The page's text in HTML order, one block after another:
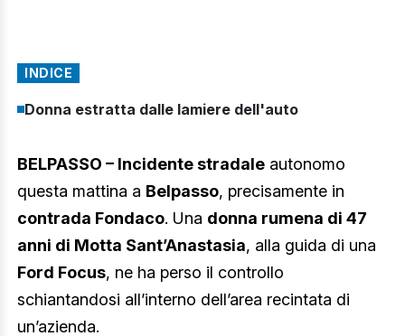
INDICE
Donna estratta dalle lamiere dell'auto
BELPASSO – Incidente stradale autonomo
questa mattina a Belpasso, precisamente in
contrada Fondaco. Una donna rumena di 47
anni di Motta Sant’Anastasia, alla guida di una
Ford Focus, ne ha perso il controllo
schiantandosi all’interno dell’area recintata di
un’azienda.